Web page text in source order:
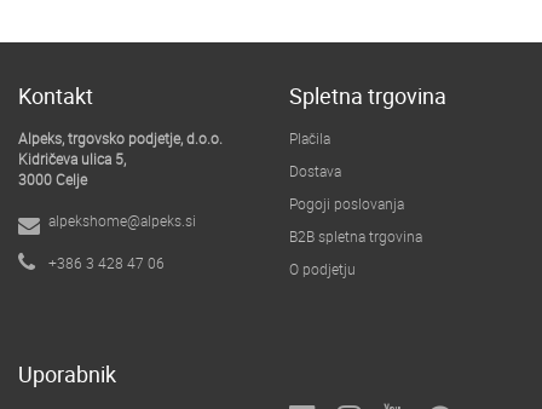
Kontakt
Alpeks, trgovsko podjetje, d.o.o.
Kidričeva ulica 5,
3000 Celje
alpekshome@alpeks.si
+386 3 428 47 06
Spletna trgovina
Plačila
Dostava
Pogoji poslovanja
B2B spletna trgovina
O podjetju
Uporabnik